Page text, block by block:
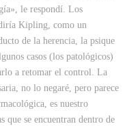
le respondí. Los
Kipling, como un
de la herencia, la psique
casos (los patológicos)
a retomar el control. La
no lo negaré, pero parece
es nuestro
que se encuentran dentro de